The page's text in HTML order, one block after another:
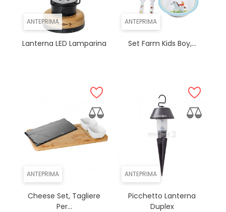
ANTEPRIMA
Lanterna LED Lamparina
ANTEPRIMA
Set Farm Kids Boy,...
ANTEPRIMA
Cheese Set, Tagliere
Per...
ANTEPRIMA
Picchetto Lanterna
Duplex